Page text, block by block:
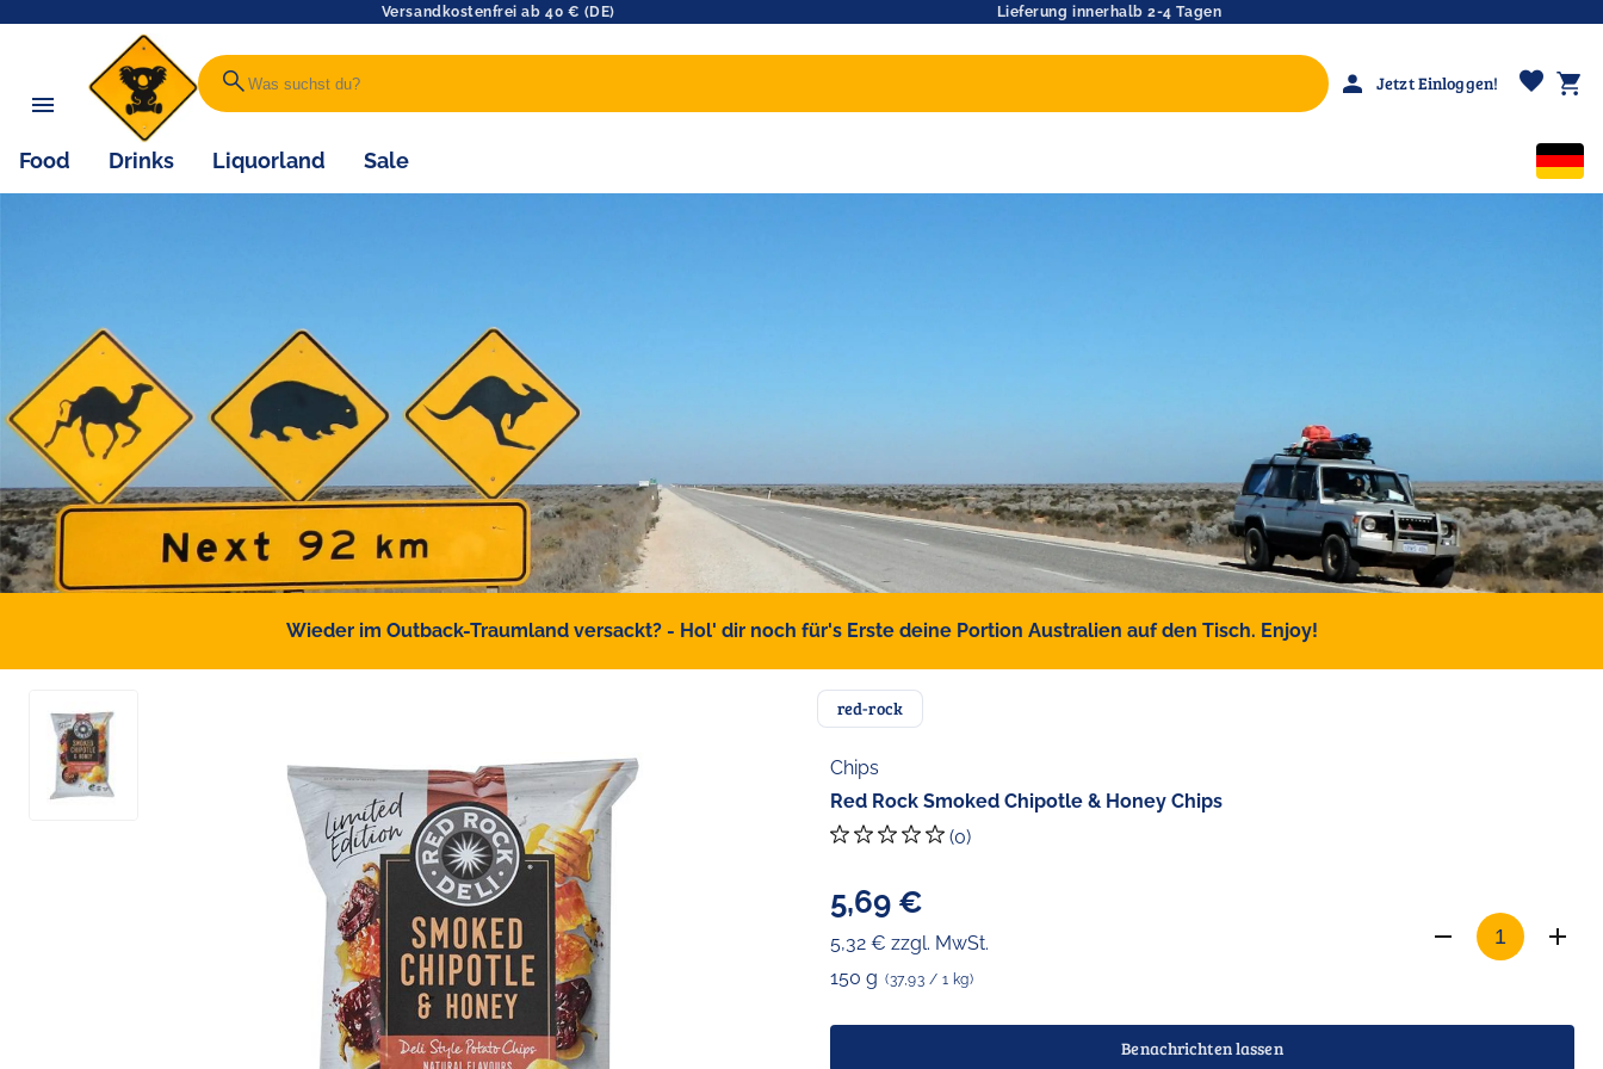
Versandkostenfrei ab 40 € (DE) Lieferung innerhalb 2-4 Tagen
search person Jetzt Einloggen! favorite shopping_cart
Food Drinks Liquorland Sale
Wieder im Outback-Traumland versackt? - Hol' dir noch für's Erste deine Portion Australien auf den Tisch. Enjoy!
red-rock
Chips
Red Rock Smoked Chipotle & Honey Chips
(0)
5,69 €
5,32 € zzgl. MwSt.
150 g (37,93 / 1 kg)
Benachrichten lassen